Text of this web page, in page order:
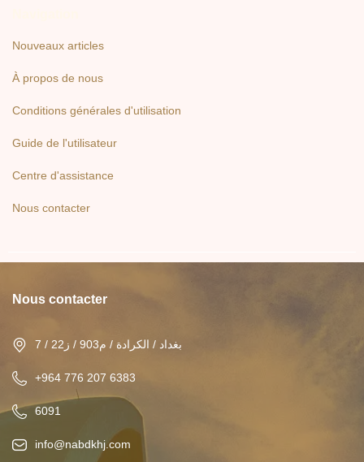
Nouveaux articles
À propos de nous
Conditions générales d'utilisation
Guide de l'utilisateur
Centre d'assistance
Nous contacter
Nous contacter
بغداد / الكرادة / م903 / ز22 / 7
+964 776 207 6383
6091
info@nabdkhj.com